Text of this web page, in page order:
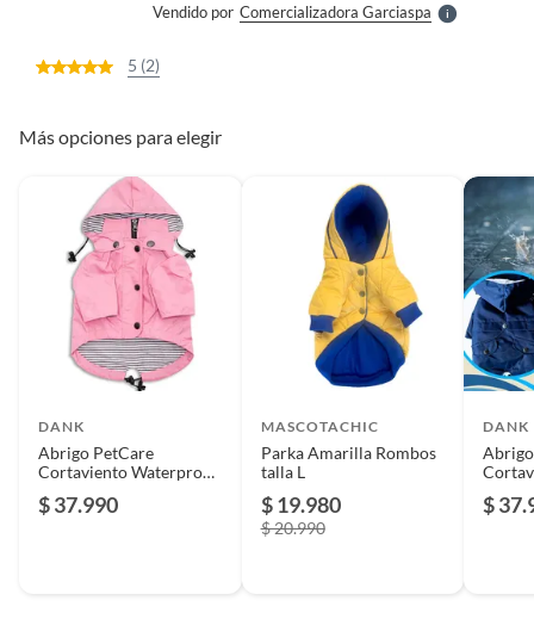
Vendido por Comercializadora GarciaspaS
5 (2)
Más opciones para elegir
DANK
Abrigo PetCare
Cortaviento Waterproof
$ 37.990
MASCOTACHIC
Parka Amarilla Rombos
talla L
$ 19.980
$ 20.990
DANK
$